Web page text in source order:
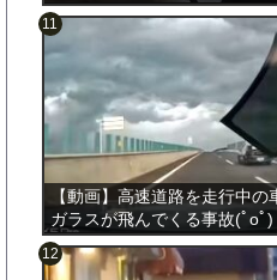
【動画】高速道路を走行中の
ガラスが飛んでくる事故(ﾟoﾟ)